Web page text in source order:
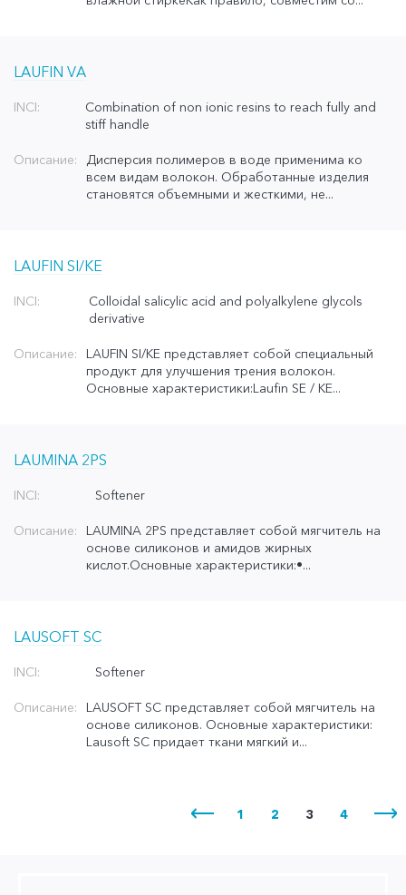
LAUFIN VA
INCI:
Combination of non ionic resins to reach fully and
stiff handle
Описание:
Дисперсия полимеров в воде применима ко
всем видам волокон. Обработанные изделия
становятся объемными и жесткими, не...
LAUFIN SI/KE
INCI:
Colloidal salicylic acid and polyalkylene glycols
derivative
Описание:
LAUFIN SI/KE представляет собой специальный
продукт для улучшения трения волокон.
Основные характеристики:Laufin SE / KE...
LAUMINA 2PS
INCI: Softener
Описание:
LAUMINA 2PS представляет собой мягчитель на
основе силиконов и амидов жирных
кислот.Основные характеристики:•...
LAUSOFT SC
INCI: Softener
Описание:
LAUSOFT SC представляет собой мягчитель на
основе силиконов. Основные характеристики:
Lausoft SC придает ткани мягкий и...
1 2 3 4